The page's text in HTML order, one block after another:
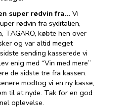
super rødvin fra… Vi
rødvin fra syditalien,
TAGARO, købte hen over
og var altid meget
sending kasserede vi
enig med “Vin med mere”
de sidste tre fra kassen.
modtog vi en ny kasse,
til at nyde. Tak for en god
oplevelse.